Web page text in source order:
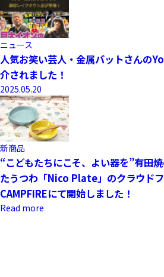
ニュース
人気お笑い芸人・金属バットさんの
介されました！
2025.05.20
新商品
“こどもたちにこそ、よい器を”有田
たうつわ「Nico Plate」のクラウド
CAMPFIREにて開始しました！
Read more